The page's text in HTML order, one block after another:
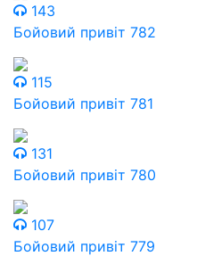
143
Бойовий привіт 782
115
Бойовий привіт 781
131
Бойовий привіт 780
107
Бойовий привіт 779